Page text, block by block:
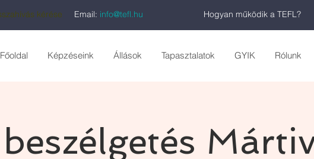
kérése Email: info@tefl.hu Hogyan működik a TEFL?
Főoldal Képzéseink Állások Tapasztalatok GYIK Rólunk